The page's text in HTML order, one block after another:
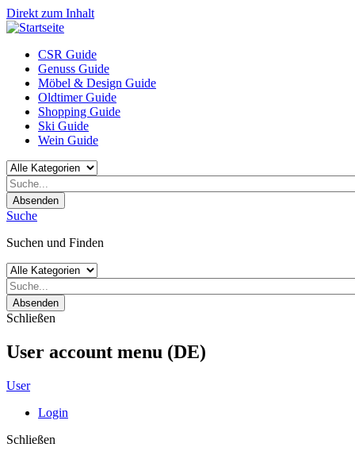
Direkt zum Inhalt
CSR Guide
Genuss Guide
Möbel & Design Guide
Oldtimer Guide
Shopping Guide
Ski Guide
Wein Guide
Absenden
Suche
Suchen und Finden
Absenden
Schließen
User account menu (DE)
User
Login
Schließen